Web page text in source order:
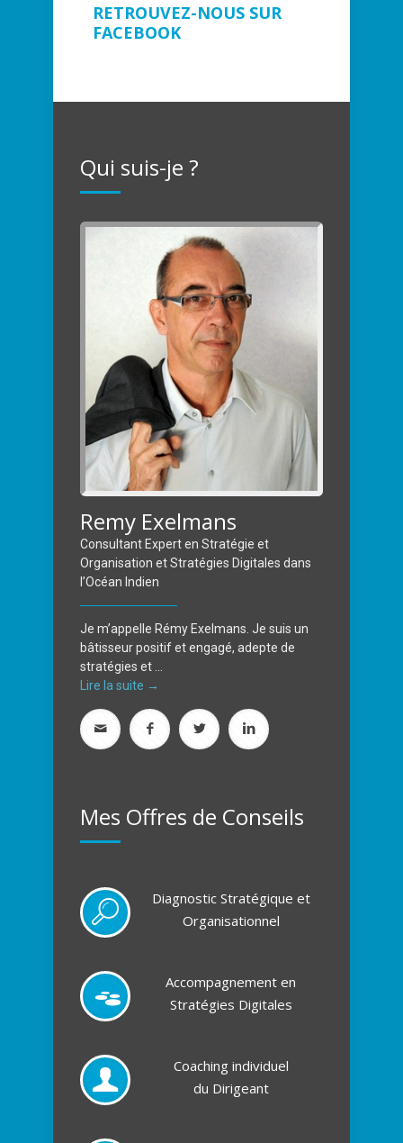
RETROUVEZ-NOUS SUR
FACEBOOK
Qui suis-je ?
Remy Exelmans
Consultant Expert en Stratégie et
Organisation et Stratégies Digitales dans
l’Océan Indien
Je m’appelle Rémy Exelmans. Je suis un
bâtisseur positif et engagé, adepte de
stratégies et ...
Lire la suite →
Mes Offres de Conseils
Diagnostic Stratégique et
Organisationnel
Accompagnement en
Stratégies Digitales
Coaching individuel
du Dirigeant